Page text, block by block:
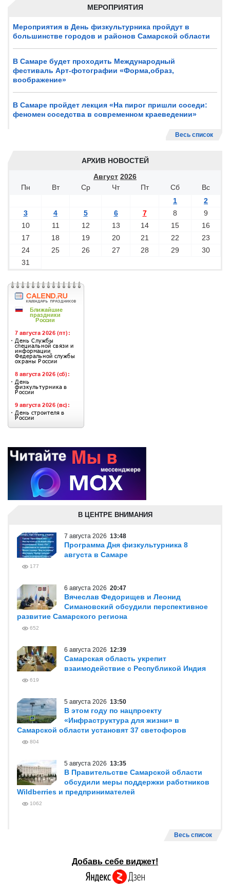
МЕРОПРИЯТИЯ
Мероприятия в День физкультурника пройдут в
большинстве городов и районов Самарской области
В Самаре будет проходить Международный
фестиваль Арт-фотографии «Форма,образ,
воображение»
В Самаре пройдет лекция «На пирог пришли соседи:
феномен соседства в современном краеведении»
Весь список
АРХИВ НОВОСТЕЙ
Август 2026
Пн
Вт Ср Чт Пт Сб
Вс
1
2
3
4 5 6 7 8
9
10
11 12 13 14 15
16
17
18 19 20 21 22
23
24
25 26 27 28 29
30
31
В ЦЕНТРЕ ВНИМАНИЯ
7 августа 2026 13:48
Программа Дня физкультурника 8
августа в Самаре
177
6 августа 2026 20:47
Вячеслав Федорищев и Леонид
Симановский обсудили перспективное
развитие Самарского региона
652
6 августа 2026 12:39
Самарская область укрепит
взаимодействие с Республикой Индия
619
5 августа 2026 13:50
В этом году по нацпроекту
«Инфраструктура для жизни» в
Самарской области установят 37 светофоров
804
5 августа 2026 13:35
В Правительстве Самарской области
обсудили меры поддержки работников
Wildberries и предпринимателей
1062
Весь список
Добавь себе виджет!